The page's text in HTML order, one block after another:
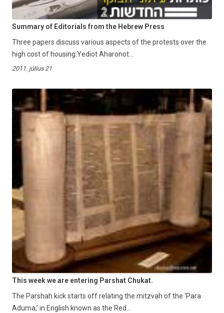
Summary of Editorials from the Hebrew Press
Three papers discuss various aspects of the protests over the
high cost of housing:Yediot Aharonot...
2011. július 21
This week we are entering Parshat Chukat.
The Parshah kick starts off relating the mitzvah of the ‘Para
Aduma,’ in English known as the Red...